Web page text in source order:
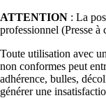
ATTENTION : La
professionnel (Presse à
Toute utilisation avec
non conformes peut
adhérence, bulles,
générer une